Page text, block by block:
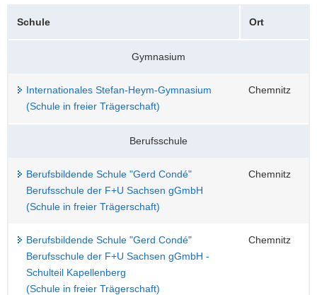
Schule Ort
Gymnasium
Internationales Stefan-Heym-Gymnasium
(Schule in freier Trägerschaft)
Chemnitz
Berufsschule
Berufsbildende Schule "Gerd Condé"
Berufsschule der F+U Sachsen gGmbH
(Schule in freier Trägerschaft)
Chemnitz
Berufsbildende Schule "Gerd Condé"
Berufsschule der F+U Sachsen gGmbH -
Schulteil Kapellenberg
(Schule in freier Trägerschaft)
Chemnitz